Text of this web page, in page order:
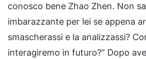
conosco bene Zhao Zhen. Non
imbarazzante per lei se appena
smascherassi e la analizzassi?
interagiremo in futuro?” Dopo